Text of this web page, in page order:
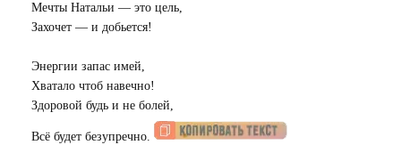
Мечты Натальи — это цель,
Захочет — и добьется!
Энергии запас имей,
Хватало чтоб навечно!
Здоровой будь и не болей,
Всё будет безупречно.